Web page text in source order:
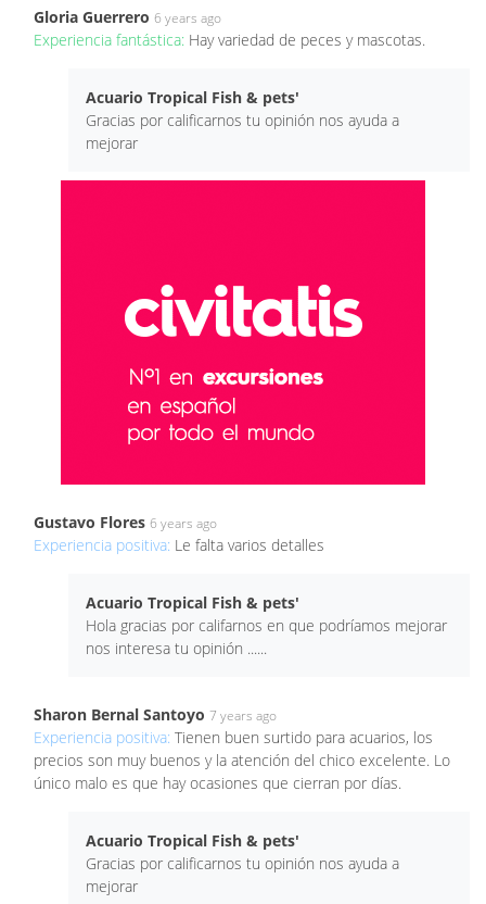
Gloria Guerrero 6 years ago
Experiencia fantástica: Hay variedad de peces y mascotas.
Acuario Tropical Fish & pets'
Gracias por calificarnos tu opinión nos ayuda a
mejorar
Gustavo Flores 6 years ago
Experiencia positiva: Le falta varios detalles
Acuario Tropical Fish & pets'
Hola gracias por califarnos en que podríamos mejorar
nos interesa tu opinión ......
Sharon Bernal Santoyo 7 years ago
Experiencia positiva: Tienen buen surtido para acuarios, los
precios son muy buenos y la atención del chico excelente. Lo
único malo es que hay ocasiones que cierran por días.
Acuario Tropical Fish & pets'
Gracias por calificarnos tu opinión nos ayuda a
mejorar